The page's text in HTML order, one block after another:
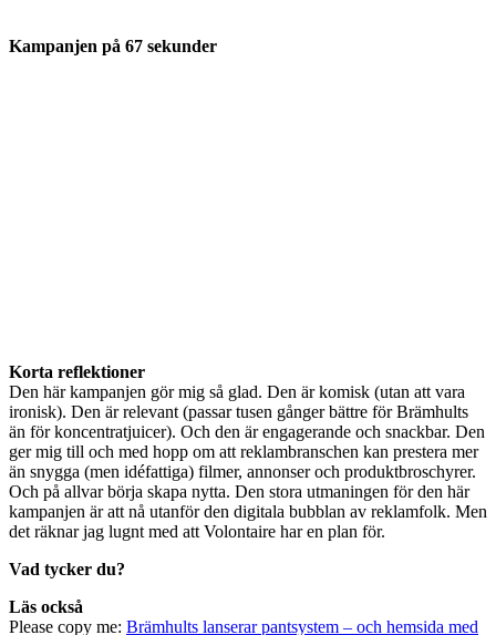
Kampanjen på 67 sekunder
Korta reflektioner
Den här kampanjen gör mig så glad. Den är komisk (utan att vara
ironisk). Den är relevant (passar tusen gånger bättre för Brämhults
än för koncentratjuicer). Och den är engagerande och snackbar. Den
ger mig till och med hopp om att reklambranschen kan prestera mer
än snygga (men idéfattiga) filmer, annonser och produktbroschyrer.
Och på allvar börja skapa nytta. Den stora utmaningen för den här
kampanjen är att nå utanför den digitala bubblan av reklamfolk. Men
det räknar jag lugnt med att Volontaire har en plan för.
Vad tycker du?
Läs också
Please copy me: Brämhults lanserar pantsystem – och hemsida med